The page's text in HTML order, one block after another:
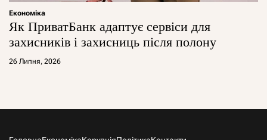
Економіка
Як ПриватБанк адаптує сервіси для
захисників і захисниць після полону
26 Липня, 2026